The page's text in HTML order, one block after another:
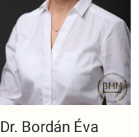
Dr. Bordán Éva